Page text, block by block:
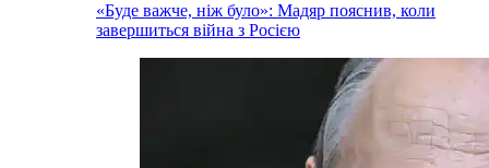
«Буде важче, ніж було»: Мадяр пояснив, коли
завершиться війна з Росією